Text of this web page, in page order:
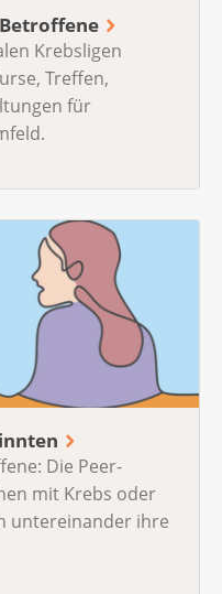
Krebsligen
Treffen,
für
Die Peer-
mit Krebs oder
untereinander ihre